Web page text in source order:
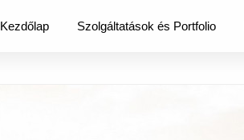
Kezdőlap Szolgáltatások és Portfolio